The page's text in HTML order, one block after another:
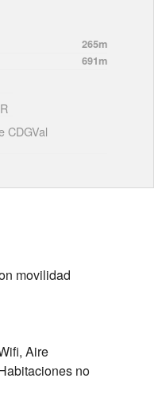
265m
691m
CDGVal
movilidad
Aire
no